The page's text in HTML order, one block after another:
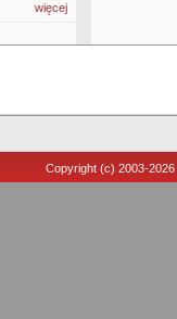
więcej
Copyright (c) 2003-2026